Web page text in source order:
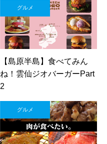
グルメ
【島原半島】食べてみん
ね！雲仙ジオバーガーPart
2
グルメ